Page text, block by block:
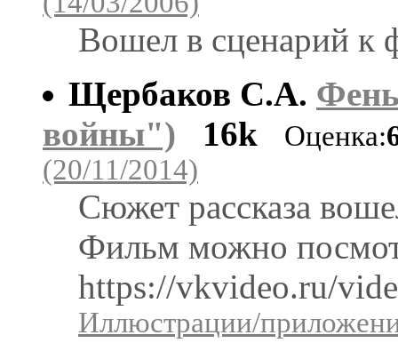
Вошел в сценарий
Щербаков С.А.
войны")
16k Оценка:
(20/11/2014)
Сюжет рассказа
Фильм можно
https://vkvideo.ru/
Иллюстрации/